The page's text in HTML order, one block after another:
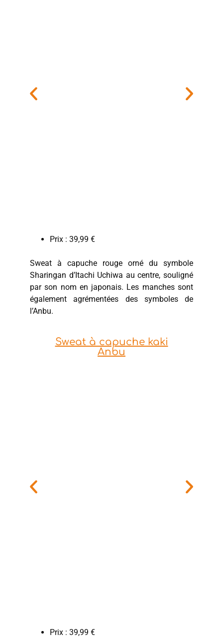
Prix : 39,99 €
Sweat à capuche rouge orné du symbole
Sharingan d’Itachi Uchiwa au centre, souligné
par son nom en japonais. Les manches sont
également agrémentées des symboles de
l’Anbu.
Sweat à capuche kaki
Anbu
Prix : 39,99 €